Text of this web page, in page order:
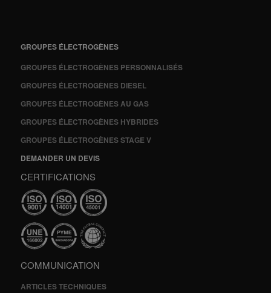
GROUPES ÉLECTROGÈNES
GROUPES ÉLECTROGÈNES PERSONNALISÉS
GROUPES ÉLECTROGÈNES DIESEL
GROUPES ÉLECTROGÈNES AU GAS
GROUPES ÉLECTROGÈNES HYBRIDES
GROUPES ÉLECTROGÈNES STAGE V
DEMANDER UN DEVIS
CERTIFICATIONS
COMMUNICATION
ARTICLES TECHNIQUES